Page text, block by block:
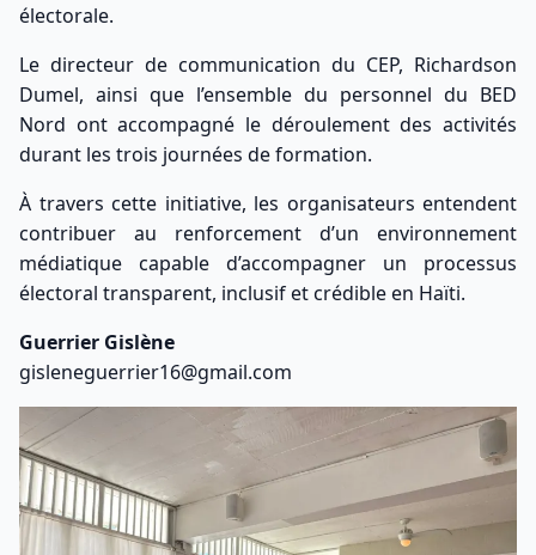
électorale.
Le directeur de communication du CEP, Richardson
Dumel, ainsi que l’ensemble du personnel du BED
Nord ont accompagné le déroulement des activités
durant les trois journées de formation.
À travers cette initiative, les organisateurs entendent
contribuer au renforcement d’un environnement
médiatique capable d’accompagner un processus
électoral transparent, inclusif et crédible en Haïti.
Guerrier Gislène
gisleneguerrier16@gmail.com